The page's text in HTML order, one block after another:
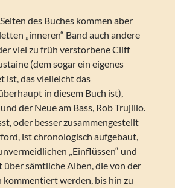
des Buches kommen aber
„inneren“ Band auch andere
viel zu früh verstorbene Cliff
(dem sogar ein eigenes
ist, das vielleicht das
in diesem Buch ist),
der Neue am Bass, Rob Trujillo.
oder besser zusammengestellt
ist chronologisch aufgebaut,
„Einflüssen“ und
über sämtliche Alben, die von der
kommentiert werden, bis hin zu